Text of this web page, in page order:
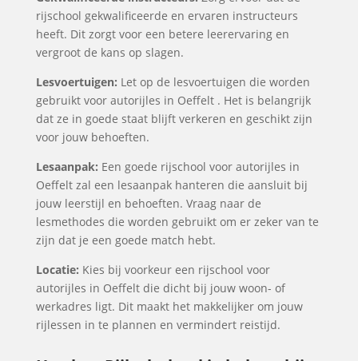
rijschool gekwalificeerde en ervaren instructeurs
heeft. Dit zorgt voor een betere leerervaring en
vergroot de kans op slagen.
Lesvoertuigen: Let op de lesvoertuigen die worden
gebruikt voor autorijles in Oeffelt . Het is belangrijk
dat ze in goede staat blijft verkeren en geschikt zijn
voor jouw behoeften.
Lesaanpak: Een goede rijschool voor autorijles in
Oeffelt zal een lesaanpak hanteren die aansluit bij
jouw leerstijl en behoeften. Vraag naar de
lesmethodes die worden gebruikt om er zeker van te
zijn dat je een goede match hebt.
Locatie: Kies bij voorkeur een rijschool voor
autorijles in Oeffelt die dicht bij jouw woon- of
werkadres ligt. Dit maakt het makkelijker om jouw
rijlessen in te plannen en vermindert reistijd.